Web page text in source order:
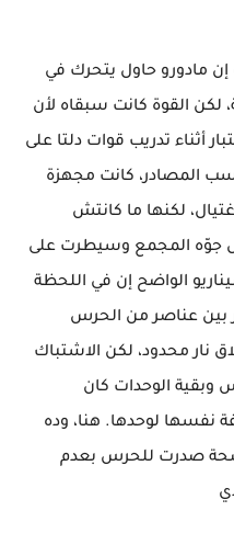
إن مادورو حاول يتحرك في
لكن القوة كانت سبقاه لأن
أثناء تدريب قوات دلتا على
المصادر، كانت مجهزة
لكنها ما كانتش
جوّه المجمع وسيطرت على
الواضح إن في اللحظة
بين عناصر من الحرس
نار محدود، لكن الاشتباك
وبقية الوحدات كان
نفسها لوحدها. هنا، وده
صدرت للحرس بعدم